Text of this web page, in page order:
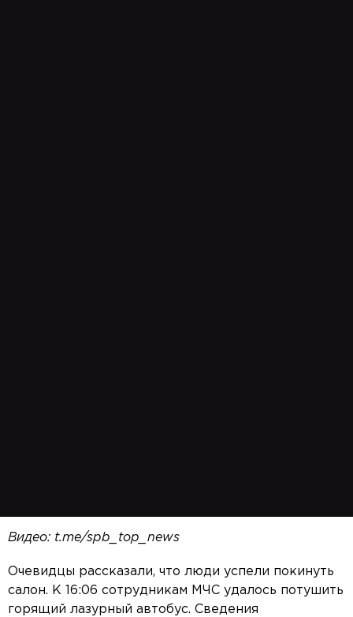
Видео: t.me/spb_top_news
Очевидцы рассказали, что люди успели покинуть
салон. К 16:06 сотрудникам МЧС удалось потушить
горящий лазурный автобус. Сведения